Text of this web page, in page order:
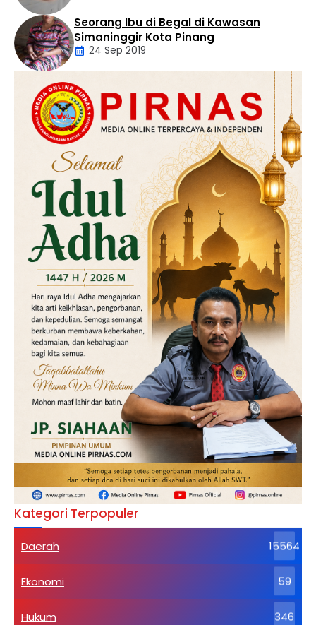
Artikel
Daerah
Hukum
Kriminal
Labusel
Seorang Ibu di Begal di Kawasan
Simaninggir Kota Pinang
24 Sep 2019
Kategori Terpopuler
Daerah 15564
Ekonomi 59
Hukum 346